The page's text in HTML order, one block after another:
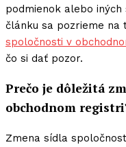
podmienok alebo
článku sa pozrieme na
spoločnosti v
čo si dať pozor.
Prečo je dôležitá
obchodnom
Zmena sídla